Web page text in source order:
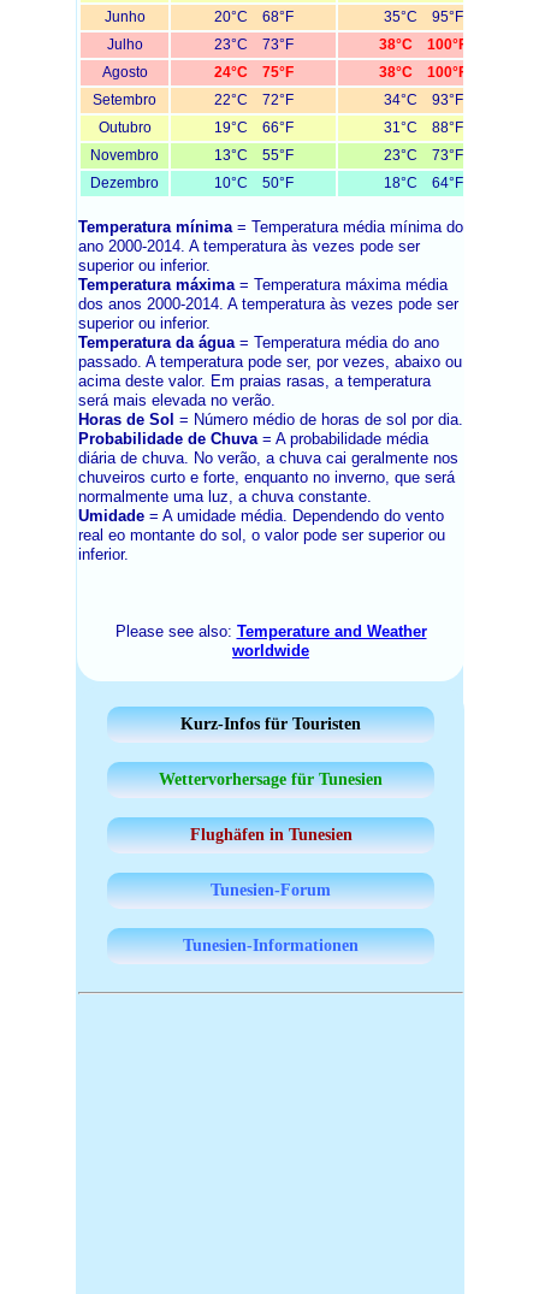
Junho
20°C 68°F
35°C 95°F
Julho
23°C 73°F
38°C 100°F
Agosto
24°C 75°F
38°C 100°F
Setembro
22°C 72°F
34°C 93°F
Outubro
19°C 66°F
31°C 88°F
Novembro
13°C 55°F
23°C 73°F
Dezembro
10°C 50°F 18°C 64°F
Temperatura mínima = Temperatura média mínima do
ano 2000-2014. A temperatura às vezes pode ser
superior ou inferior.
Temperatura máxima = Temperatura máxima média
dos anos 2000-2014. A temperatura às vezes pode ser
superior ou inferior.
Temperatura da água = Temperatura média do ano
passado. A temperatura pode ser, por vezes, abaixo ou
acima deste valor. Em praias rasas, a temperatura
será mais elevada no verão.
Horas de Sol = Número médio de horas de sol por dia.
Probabilidade de Chuva = A probabilidade média
diária de chuva. No verão, a chuva cai geralmente nos
chuveiros curto e forte, enquanto no inverno, que será
normalmente uma luz, a chuva constante.
Umidade = A umidade média. Dependendo do vento
real eo montante do sol, o valor pode ser superior ou
inferior.
Please see also: Temperature and Weather
worldwide
Kurz-Infos für Touristen
Wettervorhersage für Tunesien
Flughäfen in Tunesien
Tunesien-Forum
Tunesien-Informationen